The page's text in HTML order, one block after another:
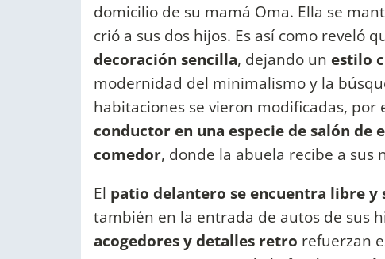
domicilio de su mamá Oma. Ella se
crió a sus dos hijos. Es así como reveló
decoración sencilla, dejando un estilo
modernidad del minimalismo y la
habitaciones se vieron modificadas, por
conductor en una especie de salón de
comedor, donde la abuela recibe a sus
El patio delantero se encuentra libre y
también en la entrada de autos de sus
acogedores y detalles retro refuerzan